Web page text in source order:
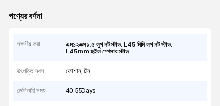
পণ্যের বর্ণনা
লক্ষণীয় করা এম১২এক্স১.৫ লুগ নট স্টাড, L45 মিমি লগ নট স্টাড,
L45mm হুইল স্পেসার স্টাড
উৎপত্তি স্থল ফোশান, চীন
ডেলিভারি সময় 40-55Days